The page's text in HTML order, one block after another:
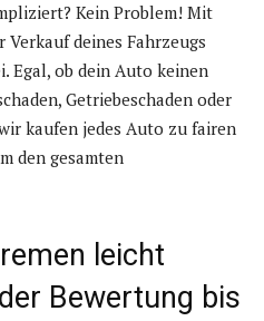
Kein Problem! Mit
Verkauf deines Fahrzeugs
Egal, ob dein Auto keinen
Getriebeschaden oder
kaufen jedes Auto zu fairen
den gesamten
leicht
Bewertung bis